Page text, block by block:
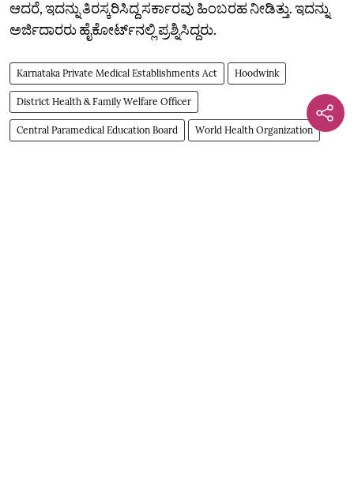
ಆದರೆ, ಇದನ್ನು ತಿರಸ್ಕರಿಸಿದ್ದ ಸರ್ಕಾರವು ಹಿಂಬರಹ ನೀಡಿತ್ತು. ಇದನ್ನು
ಅರ್ಜಿದಾರರು ಹೈಕೋರ್ಟ್‌ನಲ್ಲಿ ಪ್ರಶ್ನಿಸಿದ್ದರು.
Karnataka Private Medical Establishments Act Hoodwink
District Health & Family Welfare Officer
Central Paramedical Education Board World Health Organization